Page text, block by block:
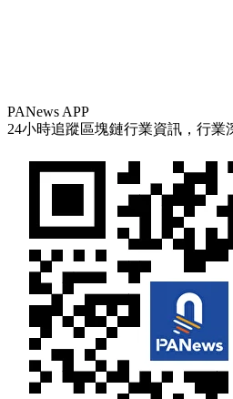
PANews APP
24小時追蹤區塊鏈行業資訊，行業